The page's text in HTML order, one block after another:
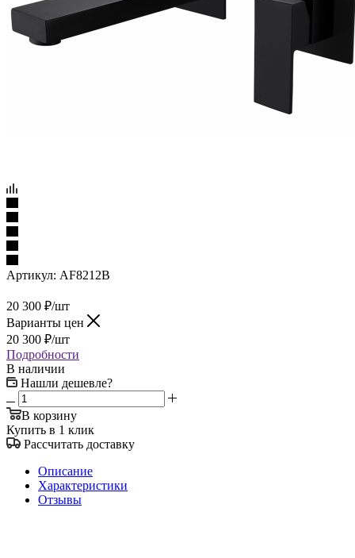
Артикул: AF8212B
20 300 ₽/шт
Варианты цен
20 300 ₽/шт
Подробности
В наличии
Нашли дешевле?
В корзину
Купить в 1 клик
Рассчитать доставку
Описание
Характеристики
Отзывы